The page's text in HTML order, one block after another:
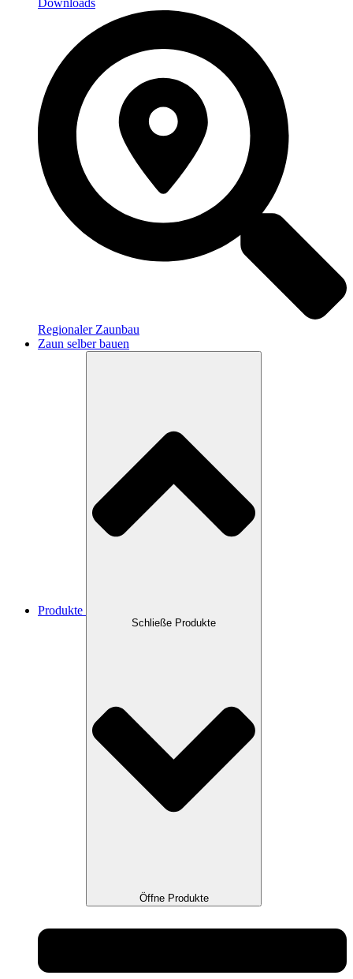
Downloads
Regionaler Zaunbau
Zaun selber bauen
Produkte
Schließe Produkte
Öffne Produkte